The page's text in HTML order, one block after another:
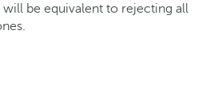
be equivalent to rejecting all